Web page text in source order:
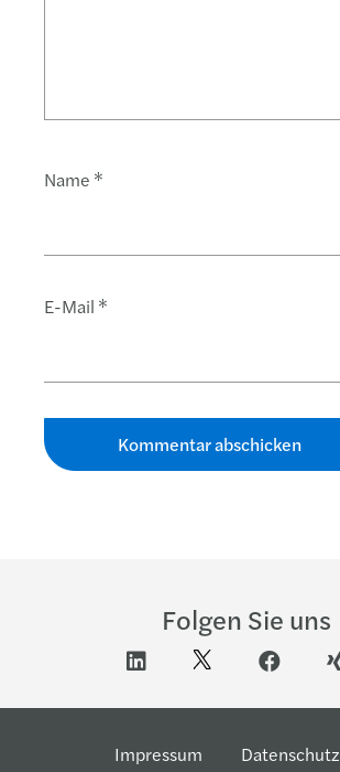
Name *
E-Mail *
Folgen Sie uns
Impressum Datenschutz